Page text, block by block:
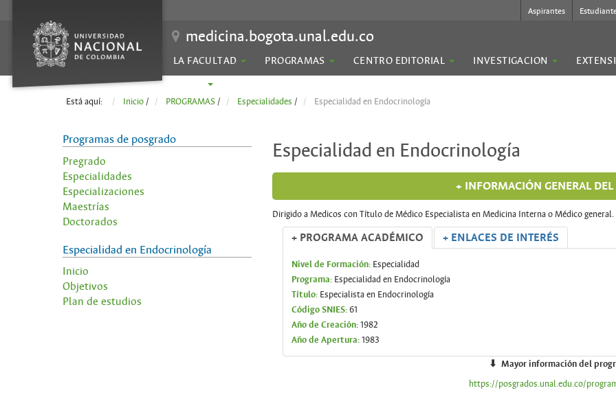
Aspirantes
medicina.bogota.unal.edu.co
LA FACULTAD PROGRAMAS CENTRO EDITORIAL INVESTIGACION
Está aquí: Inicio / PROGRAMAS / Especialidades / Especialidad en Endocrinología
Programas de posgrado
Pregrado
Especialidades
Especializaciones
Maestrías
Doctorados
Especialidad en Endocrinología
Inicio
Objetivos
Plan de estudios
Especialidad en Endocrinología
+ INFORMACIÓN GENERAL DEL
Dirigido a Medicos con Título de Médico Especialista en Medicina Interna o Médico general.
+ PROGRAMA ACADÉMICO + ENLACES DE INTERÉS
Nivel de Formación: Especialidad
Programa: Especialidad en Endocrinología
Título: Especialista en Endocrinología
Código SNIES:61
Año de Creación: 1982
Año de Apertura:1983
⬇ Mayor información del
https://posgrados.unal.edu.co/